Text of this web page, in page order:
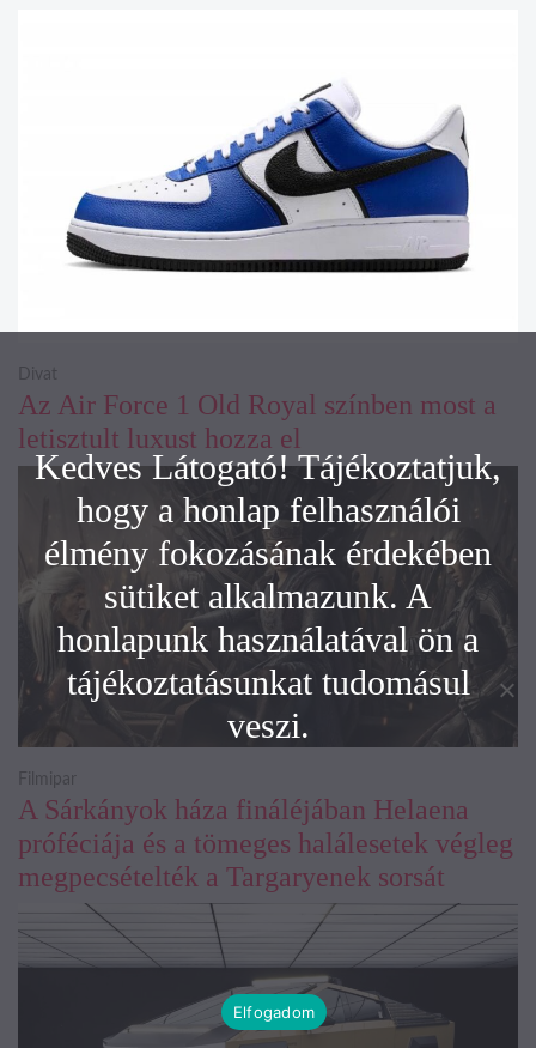
Az Air Force 1 Old Royal színben most a
letisztult luxust hozza el
Divat
A Sárkányok háza fináléjában Helaena
próféciája és a tömeges halálesetek végleg
megpecsételték a Targaryenek sorsát
Filmipar
Kedves Látogató! Tájékoztatjuk,
hogy a honlap felhasználói
élmény fokozásának érdekében
sütiket alkalmazunk. A
honlapunk használatával ön a
tájékoztatásunkat tudomásul
veszi.
Elfogadom